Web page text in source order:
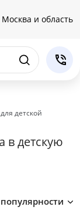
Москва и область
детской
в детскую